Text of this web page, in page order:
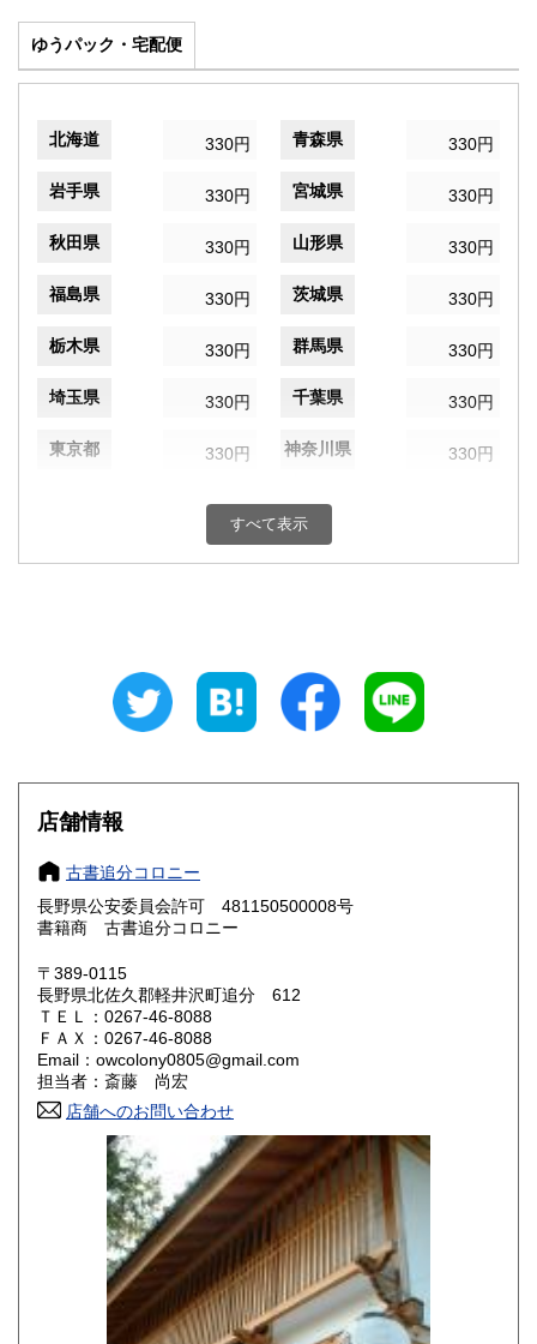
ゆうパック・宅配便
北海道 330円 青森県 330円
岩手県 330円 宮城県 330円
秋田県 330円 山形県 330円
福島県 330円 茨城県 330円
栃木県 330円 群馬県 330円
埼玉県 330円 千葉県 330円
東京都 330円 神奈川県 330円
330円 富山県
330円 三重県
大阪府
奈良県
鳥取県 330円 島根県
岡山県
山口県 330円
香川県 330円 愛媛県
高知県 330円
330円 長崎県
330円 大分県
330円 鹿児島県
330円
すべて表示
店舗情報
古書追分コロニー
長野県公安委員会許可 481150500008号
書籍商 古書追分コロニー
〒389-0115
長野県北佐久郡軽井沢町追分 612
ＴＥＬ：0267-46-8088
ＦＡＸ：0267-46-8088
Email：owcolony0805@gmail.com
担当者：斎藤 尚宏
店舗へのお問い合わせ